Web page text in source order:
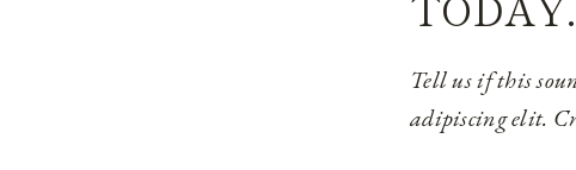
Tell us if this
adipiscing elit.